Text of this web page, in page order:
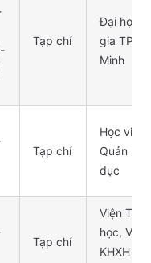
Tạp chí
Đại học
gia TP
Minh
Tạp chí
Học viện
Quản lý
dục
Tạp chí
Viện Tâm
học, Viện
KHXH